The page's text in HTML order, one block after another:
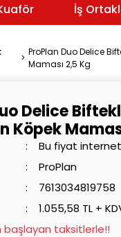
İş
ProPlan Duo Delice
Maması 2,5 Kg
Delice
Köpek
Bu fiyat
ProPlan
7613034819758
1.055,58 TL +
başlayan taksitlerle!!